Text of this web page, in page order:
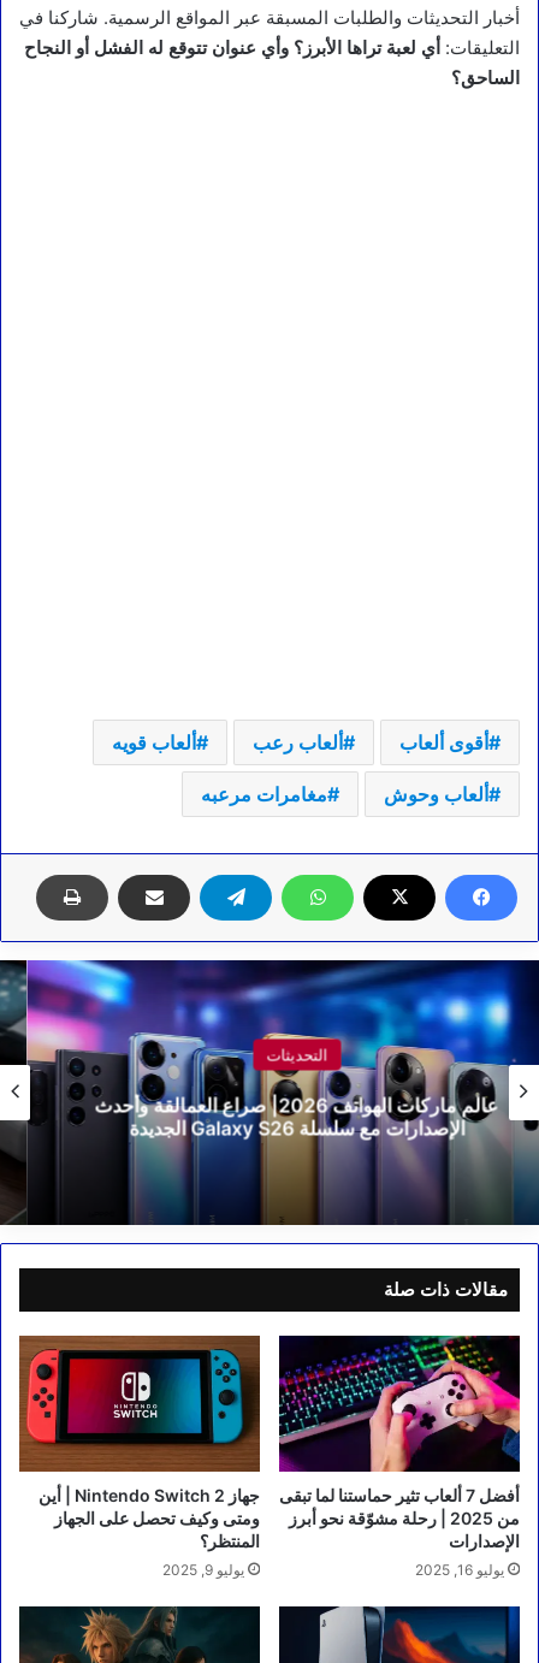
أخبار التحديثات والطلبات المسبقة عبر المواقع الرسمية. شاركنا في
التعليقات: أي لعبة تراها الأبرز؟ وأي عنوان تتوقع له الفشل أو النجاح
الساحق؟
أقوى ألعاب ألعاب رعب ألعاب قويه
ألعاب وحوش مغامرات مرعبه
التحديثات
كيف تتعرّف على وحش البطارية الصامت من
Honor Magic8 Lite | حين تتفوّق الاستمرارية على
القوة
مقالات ذات صلة
أفضل 7 ألعاب تثير حماستنا لما تبقى
من 2025 | رحلة مشوّقة نحو أبرز
الإصدارات
يوليو 16, 2025
جهاز Nintendo Switch 2 | أين
ومتى وكيف تحصل على الجهاز
المنتظر؟
يوليو 9, 2025